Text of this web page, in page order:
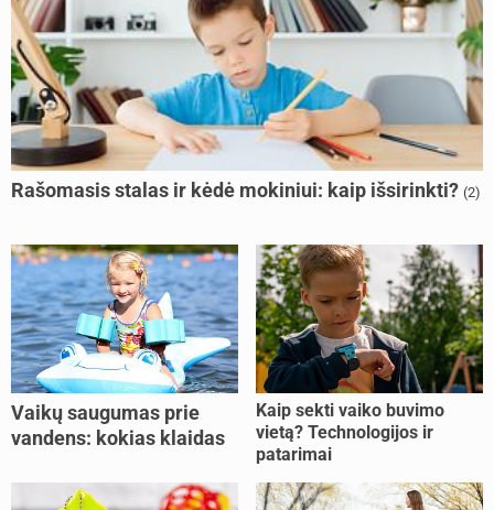
Rašomasis stalas ir kėdė mokiniui: kaip išsirinkti? (2)
Vaikų saugumas prie
vandens: kokias klaidas
Kaip sekti vaiko buvimo
vietą? Technologijos ir
patarimai